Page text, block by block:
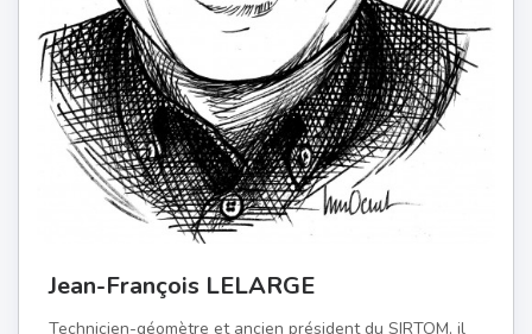
Jean-François LELARGE
Technicien-géomètre et ancien président du SIRTOM, il